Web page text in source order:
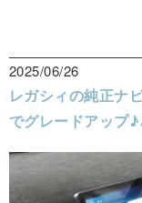
2025/06/26
レガシィの純正ナ
でグレードアップ